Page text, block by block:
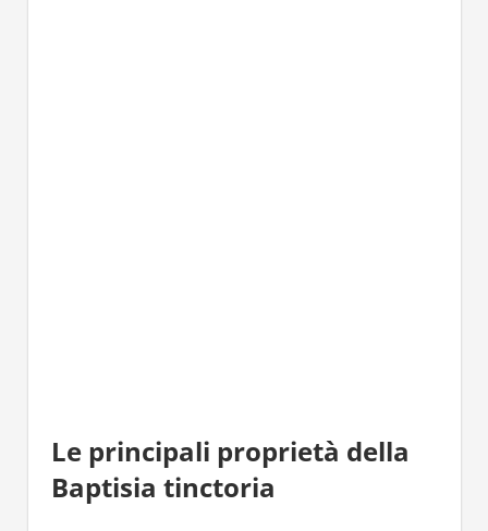
Le principali proprietà della
Baptisia tinctoria